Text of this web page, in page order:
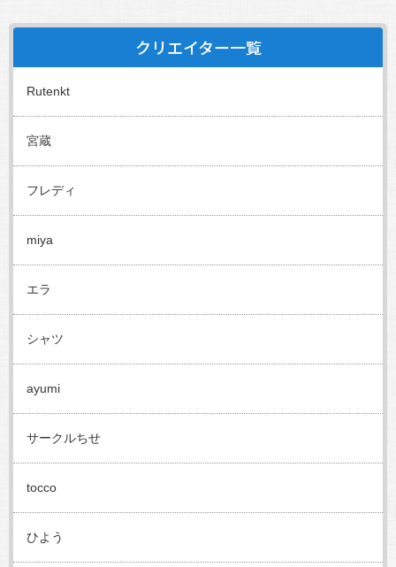
クリエイター一覧
Rutenkt
宮蔵
フレディ
miya
エラ
シャツ
ayumi
サークルちせ
tocco
ひよう